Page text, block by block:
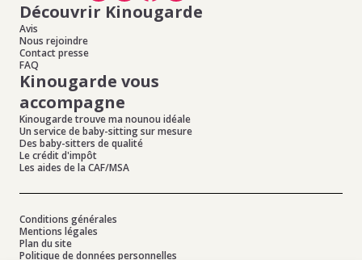
Découvrir Kinougarde
Avis
Nous rejoindre
Contact presse
FAQ
Kinougarde vous
accompagne
Kinougarde trouve ma nounou idéale
Un service de baby-sitting sur mesure
Des baby-sitters de qualité
Le crédit d'impôt
Les aides de la CAF/MSA
Conditions générales
Mentions légales
Plan du site
Politique de données personnelles